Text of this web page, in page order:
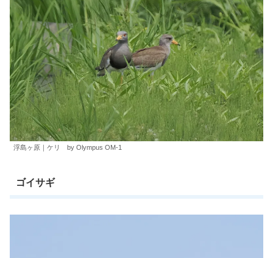
浮島ヶ原｜ケリ by Olympus OM-1
ゴイサギ